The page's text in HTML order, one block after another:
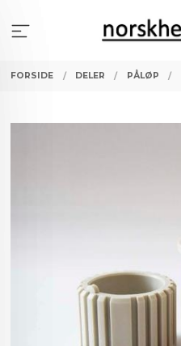
innholdet
FORSIDE DELER PÅLØP